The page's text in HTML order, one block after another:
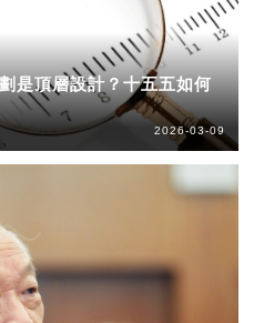
是頂層設計？十五五如何
2026-03-09